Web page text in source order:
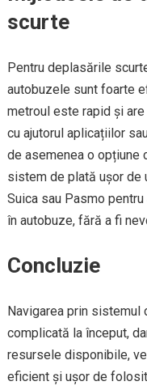
scurte
Pentru deplasările
autobuzele sunt foarte
metroul este rapid și
cu ajutorul aplicațiilor
de asemenea o opțiune
sistem de plată ușor
Suica sau Pasmo
în autobuze, fără a fi
Concluzie
Navigarea prin
complicată la început,
resursele disponibile,
eficient și ușor de